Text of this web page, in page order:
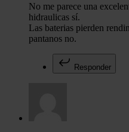
No me parece una
hidraulicas sí.
Las baterias pierden
pantanos no.
Responder